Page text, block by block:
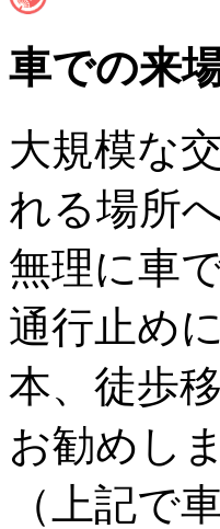
車での来
大規模な
れる場所
無理に車
通行止め
本、徒歩
お勧めし
（上記で